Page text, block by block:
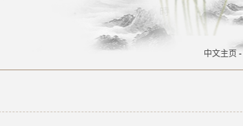
中文主页 -